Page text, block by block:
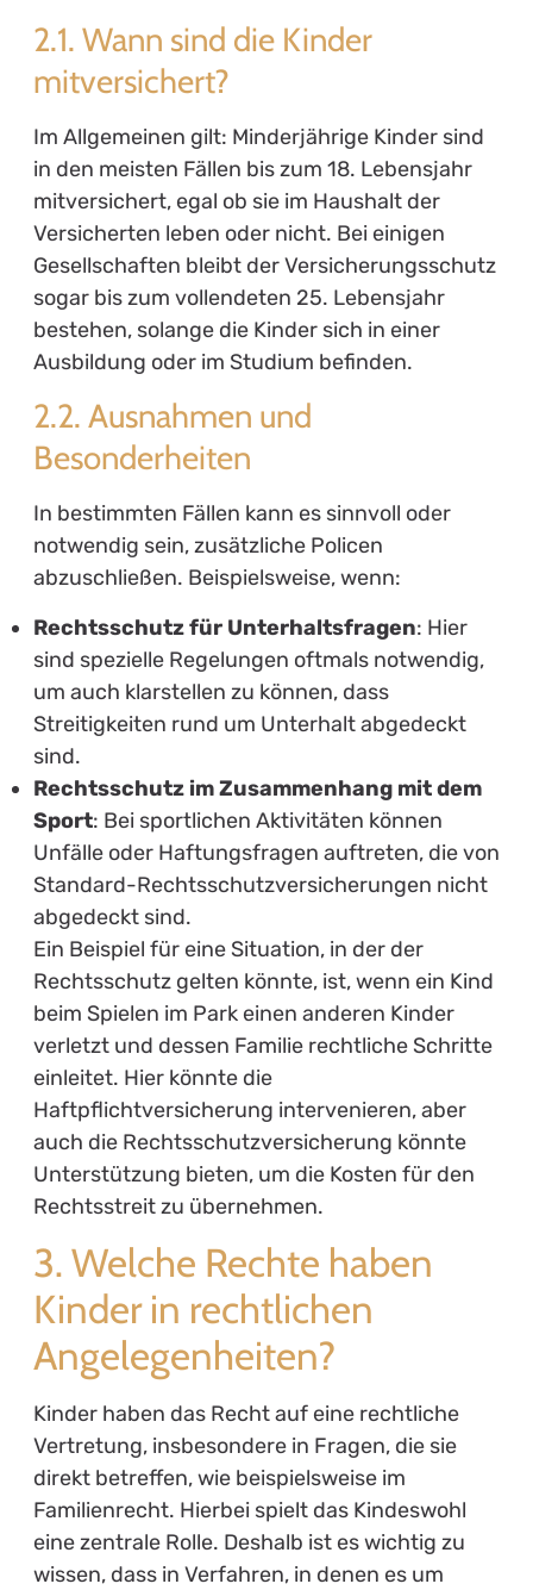
2.1. Wann sind die Kinder
mitversichert?
Im Allgemeinen gilt: Minderjährige Kinder sind
in den meisten Fällen bis zum 18. Lebensjahr
mitversichert, egal ob sie im Haushalt der
Versicherten leben oder nicht. Bei einigen
Gesellschaften bleibt der Versicherungsschutz
sogar bis zum vollendeten 25. Lebensjahr
bestehen, solange die Kinder sich in einer
Ausbildung oder im Studium befinden.
2.2. Ausnahmen und
Besonderheiten
In bestimmten Fällen kann es sinnvoll oder
notwendig sein, zusätzliche Policen
abzuschließen. Beispielsweise, wenn:
Rechtsschutz für Unterhaltsfragen: Hier
sind spezielle Regelungen oftmals notwendig,
um auch klarstellen zu können, dass
Streitigkeiten rund um Unterhalt abgedeckt
sind.
Rechtsschutz im Zusammenhang mit dem
Sport: Bei sportlichen Aktivitäten können
Unfälle oder Haftungsfragen auftreten, die von
Standard-Rechtsschutzversicherungen nicht
abgedeckt sind.
Ein Beispiel für eine Situation, in der der
Rechtsschutz gelten könnte, ist, wenn ein Kind
beim Spielen im Park einen anderen Kinder
verletzt und dessen Familie rechtliche Schritte
einleitet. Hier könnte die
Haftpflichtversicherung intervenieren, aber
auch die Rechtsschutzversicherung könnte
Unterstützung bieten, um die Kosten für den
Rechtsstreit zu übernehmen.
3. Welche Rechte haben
Kinder in rechtlichen
Angelegenheiten?
Kinder haben das Recht auf eine rechtliche
Vertretung, insbesondere in Fragen, die sie
direkt betreffen, wie beispielsweise im
Familienrecht. Hierbei spielt das Kindeswohl
eine zentrale Rolle. Deshalb ist es wichtig zu
wissen, dass in Verfahren, in denen es um